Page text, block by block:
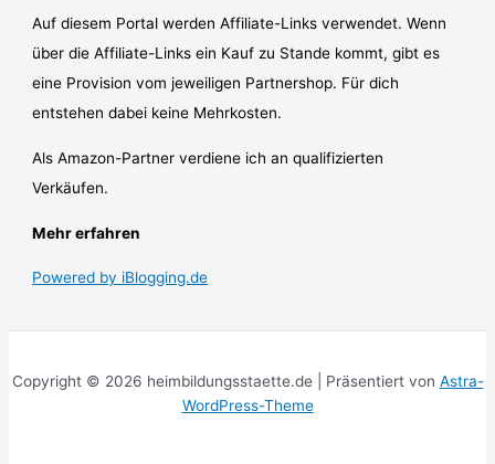
Auf diesem Portal werden Affiliate-Links verwendet. Wenn
über die Affiliate-Links ein Kauf zu Stande kommt, gibt es
eine Provision vom jeweiligen Partnershop. Für dich
entstehen dabei keine Mehrkosten.
Als Amazon-Partner verdiene ich an qualifizierten
Verkäufen.
Mehr erfahren
Powered by iBlogging.de
Copyright © 2026 heimbildungsstaette.de | Präsentiert von Astra-
WordPress-Theme